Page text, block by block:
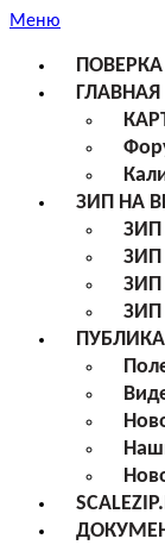
Меню
ГЛАВНАЯ
ЗИП НА
ЗИП
ЗИП